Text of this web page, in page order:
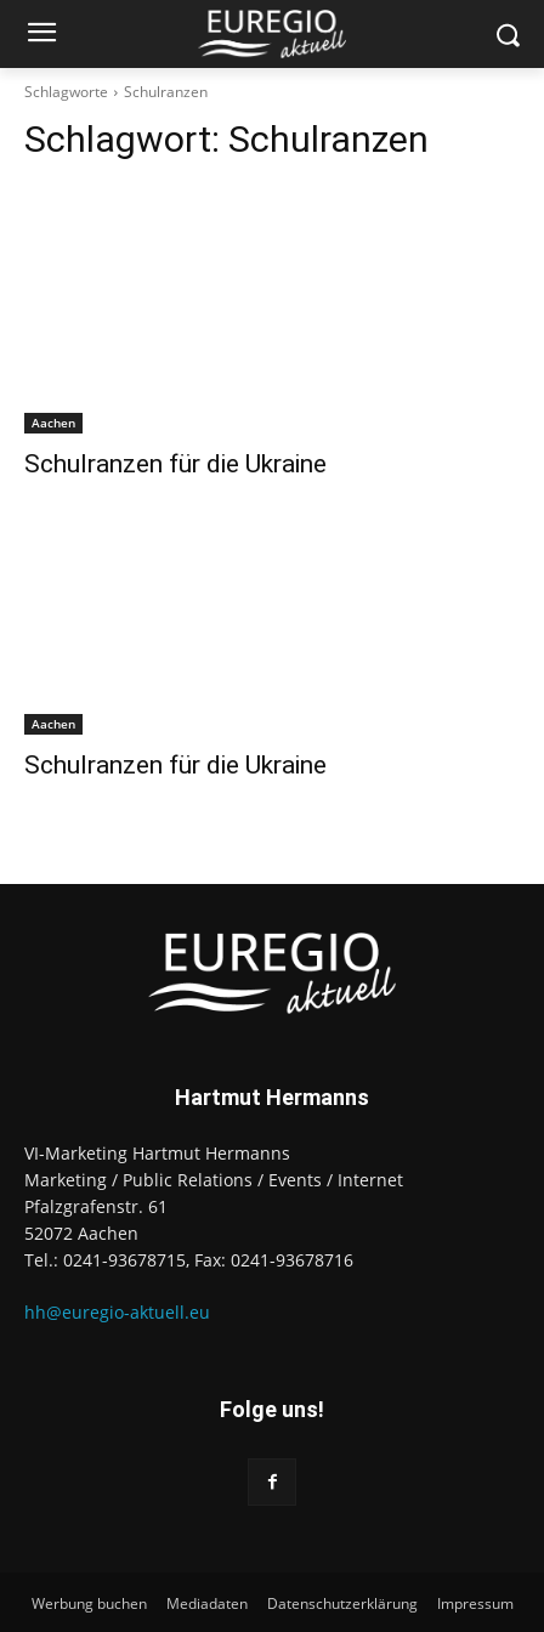
Schlagworte Schulranzen
Schlagwort: Schulranzen
Aachen
Schulranzen für die Ukraine
Aachen
Schulranzen für die Ukraine
Hartmut Hermanns
VI-Marketing Hartmut Hermanns
Marketing / Public Relations / Events / Internet
Pfalzgrafenstr. 61
52072 Aachen
Tel.: 0241-93678715, Fax: 0241-93678716
hh@euregio-aktuell.eu
Folge uns!
Werbung buchen Mediadaten Datenschutzerklärung Impressum